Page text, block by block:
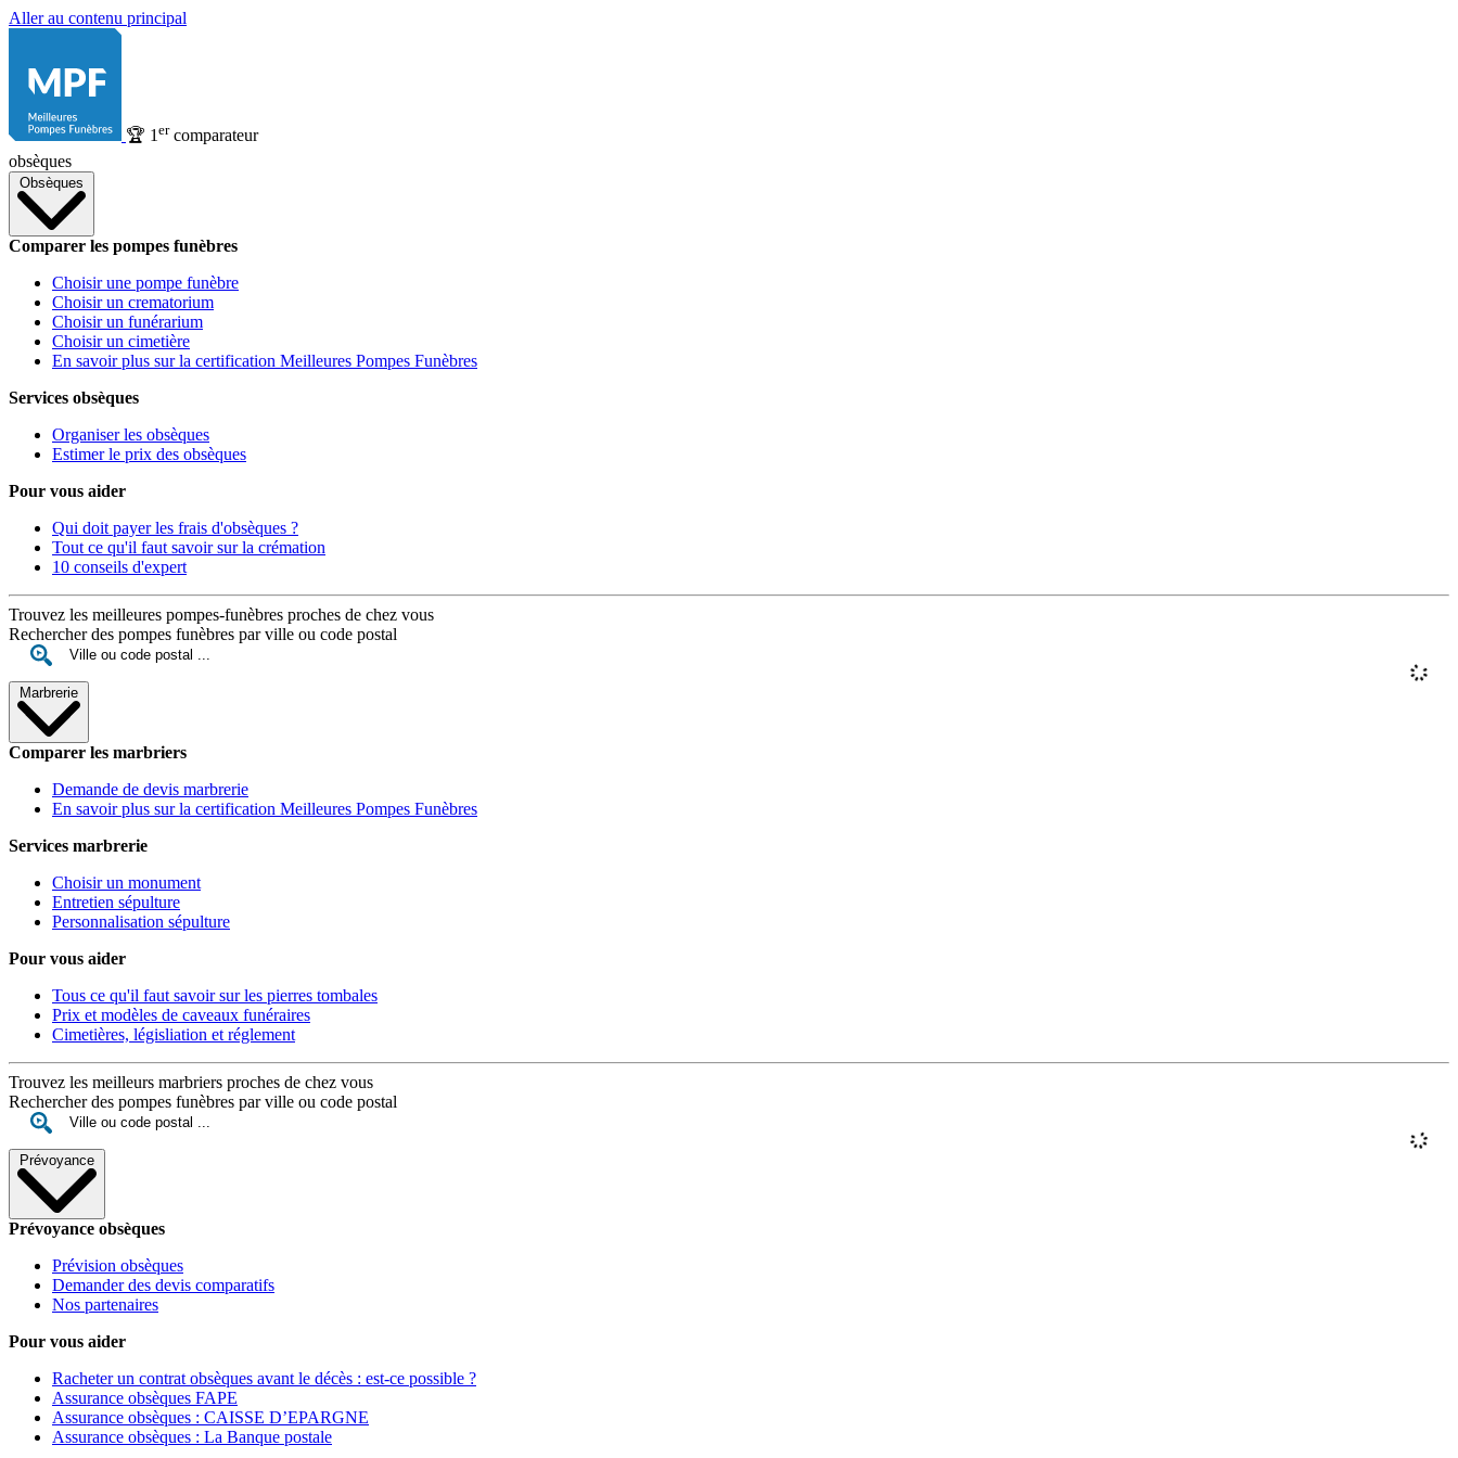
Aller au contenu principal
🏆 1 ercomparateur
obsèques
Obsèques
Comparer les pompes funèbres
Choisir une pompe funèbre
Choisir un crematorium
Choisir un funérarium
Choisir un cimetière
En savoir plus sur la certification Meilleures Pompes Funèbres
Services obsèques
Organiser les obsèques
Estimer le prix des obsèques
Pour vous aider
Qui doit payer les frais d'obsèques ?
Tout ce qu'il faut savoir sur la crémation
10 conseils d'expert
Trouvez les meilleures pompes-funèbres proches de chez vous
Rechercher des pompes funèbres par ville ou code postal
Marbrerie
Comparer les marbriers
Demande de devis marbrerie
En savoir plus sur la certification Meilleures Pompes Funèbres
Services marbrerie
Choisir un monument
Entretien sépulture
Personnalisation sépulture
Pour vous aider
Tous ce qu'il faut savoir sur les pierres tombales
Prix et modèles de caveaux funéraires
Cimetières, législiation et réglement
Trouvez les meilleurs marbriers proches de chez vous
Rechercher des pompes funèbres par ville ou code postal
Prévoyance
Prévoyance obsèques
Prévision obsèques
Demander des devis comparatifs
Nos partenaires
Pour vous aider
Racheter un contrat obsèques avant le décès : est-ce possible ?
Assurance obsèques FAPE
Assurance obsèques : CAISSE D’EPARGNE
Assurance obsèques : La Banque postale